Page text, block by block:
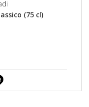
(75 cl)